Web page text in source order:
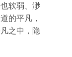
软弱、渺
的平凡，
之中，隐